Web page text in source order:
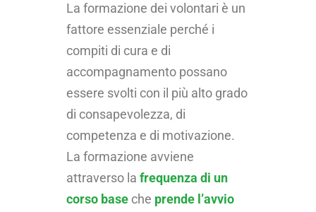
La formazione dei volontari è un
fattore essenziale perché i
compiti di cura e di
accompagnamento possano
essere svolti con il più alto grado
di consapevolezza, di
competenza e di motivazione.
La formazione avviene
attraverso la frequenza di un
corso base che prende l’avvio